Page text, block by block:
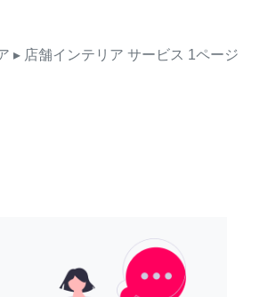
▸ 店舗インテリア サービス 1ページ